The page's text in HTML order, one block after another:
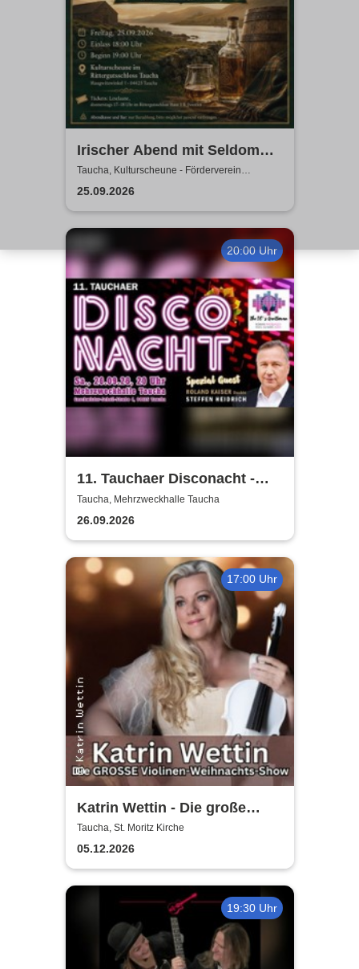
Irischer Abend mit Seldom
Sober Company | Live-Musik
& Whisky in der
Kulturscheune Taucha
Taucha, Kulturscheune - Förderverein
Rittergutschloss Taucha e.V.
25.09.2026
20:00 Uhr
11. Tauchaer Disconacht -
Herbstedition
Taucha, Mehrzweckhalle Taucha
26.09.2026
17:00 Uhr
Katrin Wettin - Die große
Violinen-Weihnachts-Show
Taucha, St. Moritz Kirche
05.12.2026
19:30 Uhr